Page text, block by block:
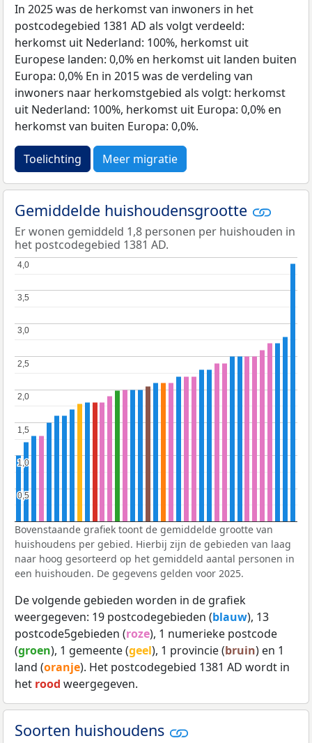
In 2025 was de herkomst van inwoners in het
postcodegebied 1381 AD als volgt verdeeld:
herkomst uit Nederland: 100%, herkomst uit
Europese landen: 0,0% en herkomst uit landen buiten
Europa: 0,0% En in 2015 was de verdeling van
inwoners naar herkomstgebied als volgt: herkomst
uit Nederland: 100%, herkomst uit Europa: 0,0% en
herkomst van buiten Europa: 0,0%.
Toelichting Meer migratie
Gemiddelde huishoudensgrootte
Er wonen gemiddeld 1,8 personen per huishouden in
het postcodegebied 1381 AD.
0,5
0,5
1,0
1,0
1,5
1,5
2,0
2,0
2,5
2,5
3,0
3,0
3,5
3,5
4,0
4,0
Bovenstaande grafiek toont de gemiddelde grootte van
huishoudens per gebied. Hierbij zijn de gebieden van laag
naar hoog gesorteerd op het gemiddeld aantal personen in
een huishouden. De gegevens gelden voor 2025.
De volgende gebieden worden in de grafiek
weergegeven: 19 postcodegebieden (blauw), 13
postcode5gebieden (roze), 1 numerieke postcode
(groen), 1 gemeente (geel), 1 provincie (bruin) en 1
land (oranje). Het postcodegebied 1381 AD wordt in
het rood weergegeven.
Soorten huishoudens